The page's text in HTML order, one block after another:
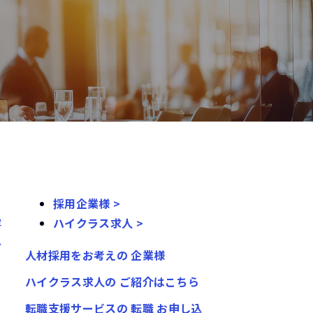
採用企業様 >
ハイクラス求人 >
人材採用をお考えの 企業様
ハイクラス求人の ご紹介はこちら
転職支援サービスの 転職 お申し込